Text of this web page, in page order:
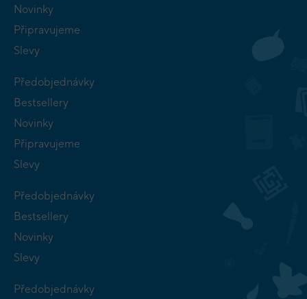
Novinky
Připravujeme
Slevy
Předobjednávky
Bestsellery
Novinky
Připravujeme
Slevy
Předobjednávky
Bestsellery
Novinky
Slevy
Předobjednávky